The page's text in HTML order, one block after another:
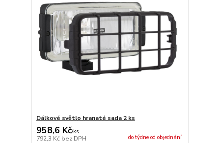
Dálkové světlo hranaté sada 2 ks
958,6 Kč/ks
792,3 Kč bez DPH do týdne od objednání